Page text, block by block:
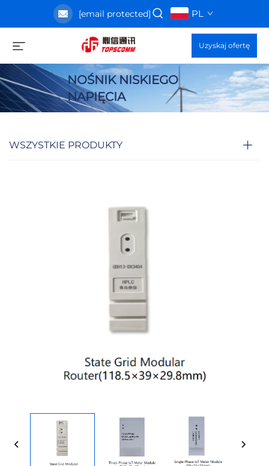
[email protected] PL
Uzyskaj ofertę
NOŚNIK NISKIEGO
NAPIĘCIA
WSZYSTKIE PRODUKTY